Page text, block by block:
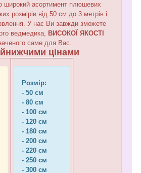
широкий асортимент плюшевих
розмірів від 50 см до 3 метрів і
У нас Ви завжди зможете
ведмедика, ВИСОКОЇ ЯКОСТІ
саме для Вас.
цінами
Розмір:
- 50 см
- 80 см
- 100 см
- 120 см
- 180 см
- 200 см
- 220 см
- 250 см
- 300 см